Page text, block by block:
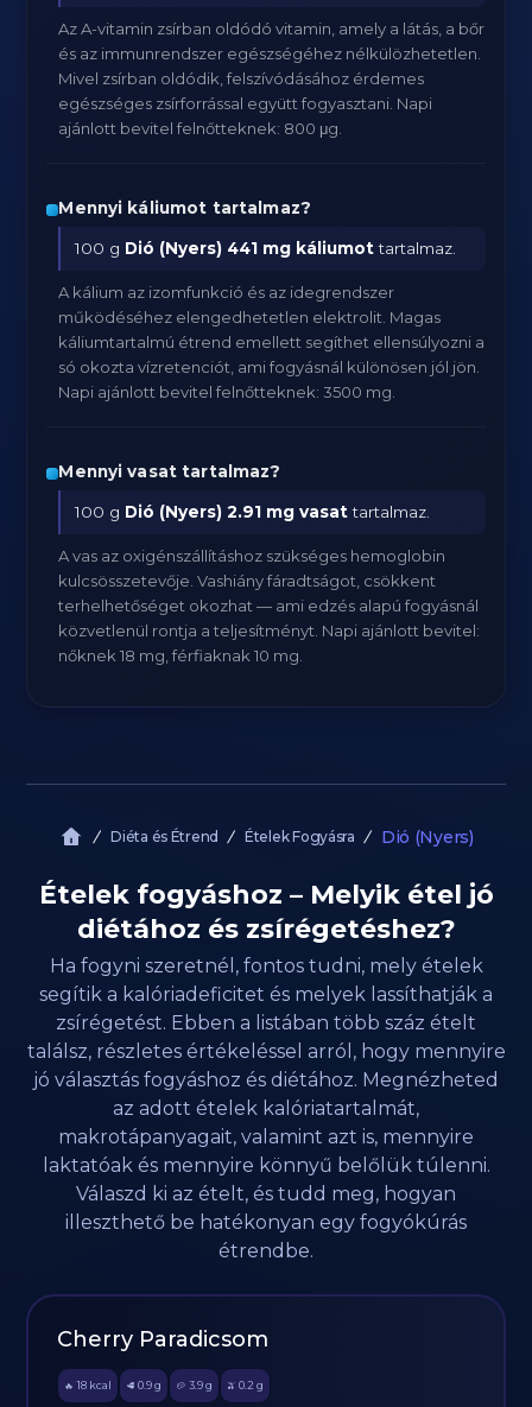
Az A-vitamin zsírban oldódó vitamin, amely a látás, a bőr
és az immunrendszer egészségéhez nélkülözhetetlen.
Mivel zsírban oldódik, felszívódásához érdemes
egészséges zsírforrással együtt fogyasztani. Napi
ajánlott bevitel felnőtteknek: 800 μg.
Mennyi káliumot tartalmaz?
100 g Dió (Nyers) 441 mg káliumottartalmaz.
A kálium az izomfunkció és az idegrendszer
működéséhez elengedhetetlen elektrolit. Magas
káliumtartalmú étrend emellett segíthet ellensúlyozni a
só okozta vízretenciót, ami fogyásnál különösen jól jön.
Napi ajánlott bevitel felnőtteknek: 3500 mg.
Mennyi vasat tartalmaz?
100 g Dió (Nyers) 2.91 mg vasattartalmaz.
A vas az oxigénszállításhoz szükséges hemoglobin
kulcsösszetevője. Vashiány fáradtságot, csökkent
terhelhetőséget okozhat — ami edzés alapú fogyásnál
közvetlenül rontja a teljesítményt. Napi ajánlott bevitel:
nőknek 18 mg, férfiaknak 10 mg.
Diéta és Étrend Ételek Fogyásra Dió (Nyers)
Ételek fogyáshoz – Melyik étel jó
diétához és zsírégetéshez?
Ha fogyni szeretnél, fontos tudni, mely ételek
segítik a kalóriadeficitet és melyek lassíthatják a
zsírégetést. Ebben a listában több száz ételt
találsz, részletes értékeléssel arról, hogy mennyire
jó választás fogyáshoz és diétához. Megnézheted
az adott ételek kalóriatartalmát,
makrotápanyagait, valamint azt is, mennyire
laktatóak és mennyire könnyű belőlük túlenni.
Válaszd ki az ételt, és tudd meg, hogyan
illeszthető be hatékonyan egy fogyókúrás
étrendbe.
Cherry Paradicsom
🔥 18 kcal 🥩 0.9 g 🥔 3.9g 🫒 0.2 g